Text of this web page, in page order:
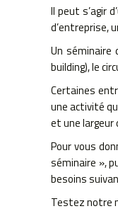
Il peut s’agir
d’entreprise,
Un séminaire
building), le
Certaines
une activité
et une largeur
Pour vous
séminaire »,
besoins
Testez notre